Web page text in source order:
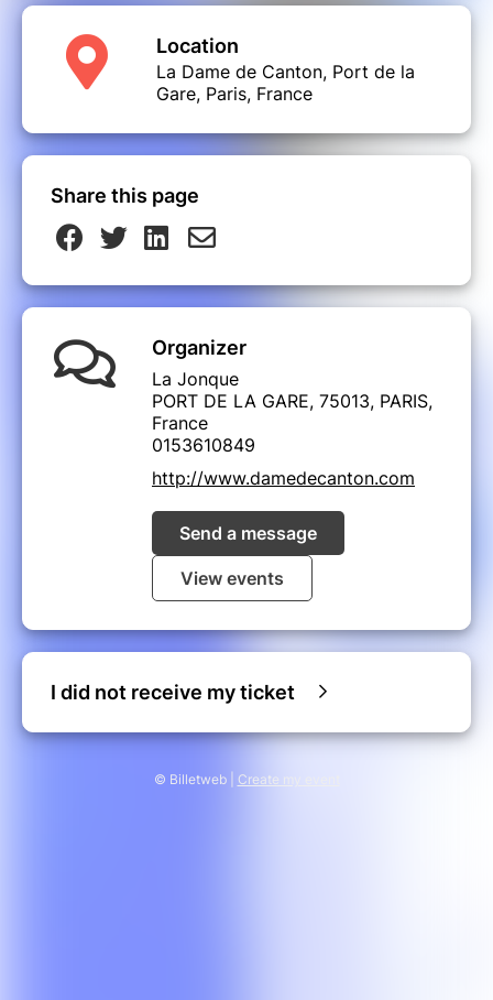
Location
La Dame de Canton, Port de la
Gare, Paris, France
Share this page
Organizer
La Jonque
PORT DE LA GARE, 75013, PARIS,
France
0153610849
http://www.damedecanton.com
Send a message
View events
I did not receive my ticket
© Billetweb | Create my event